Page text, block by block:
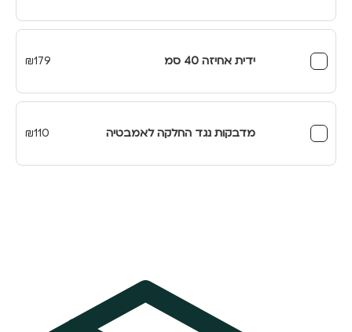
היה:
₪399.
הוא:
₪349.
ידית אחיזה 40 סמ
₪179
מדבקות נגד החלקה לאמבטיה ₪110